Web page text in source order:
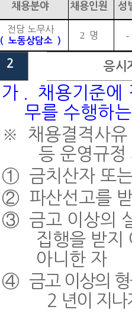
채용분야 채용인원 성
전담 노무사
( 노동상담소 )
2 명 -
2 응시
가
채용기준에
무를 수행하
※
채용결격사유
등 운영규정
① 금치산자 또
② 파산선고를
③ 금고 이상의
집행을 받지
아니한 자
④ 금고 이상의
2 년이 지